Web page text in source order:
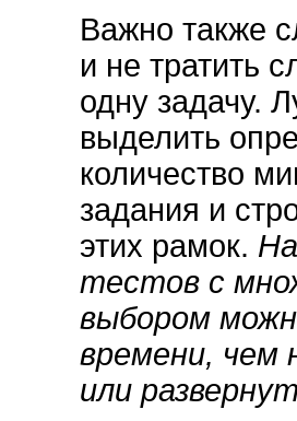
Важно также
и не тратить
одну задачу.
выделить
количество
задания и
этих рамок.
тестов с
выбором
времени, чем
или